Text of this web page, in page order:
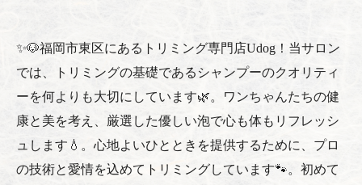
✨🐶福岡市東区にあるトリミング専門店Udog！当サロン
では、トリミングの基礎であるシャンプーのクオリティ
ーを何よりも大切にしています🌿。ワンちゃんたちの健
康と美を考え、厳選した優しい泡で心も体もリフレッシ
ュします💧。心地よいひとときを提供するために、プロ
の技術と愛情を込めてトリミングしています🐾。初めて